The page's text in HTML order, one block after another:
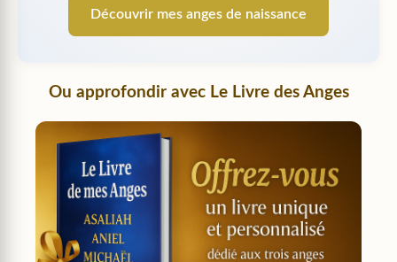
Découvrir mes anges de naissance
Ou approfondir avec Le Livre des Anges